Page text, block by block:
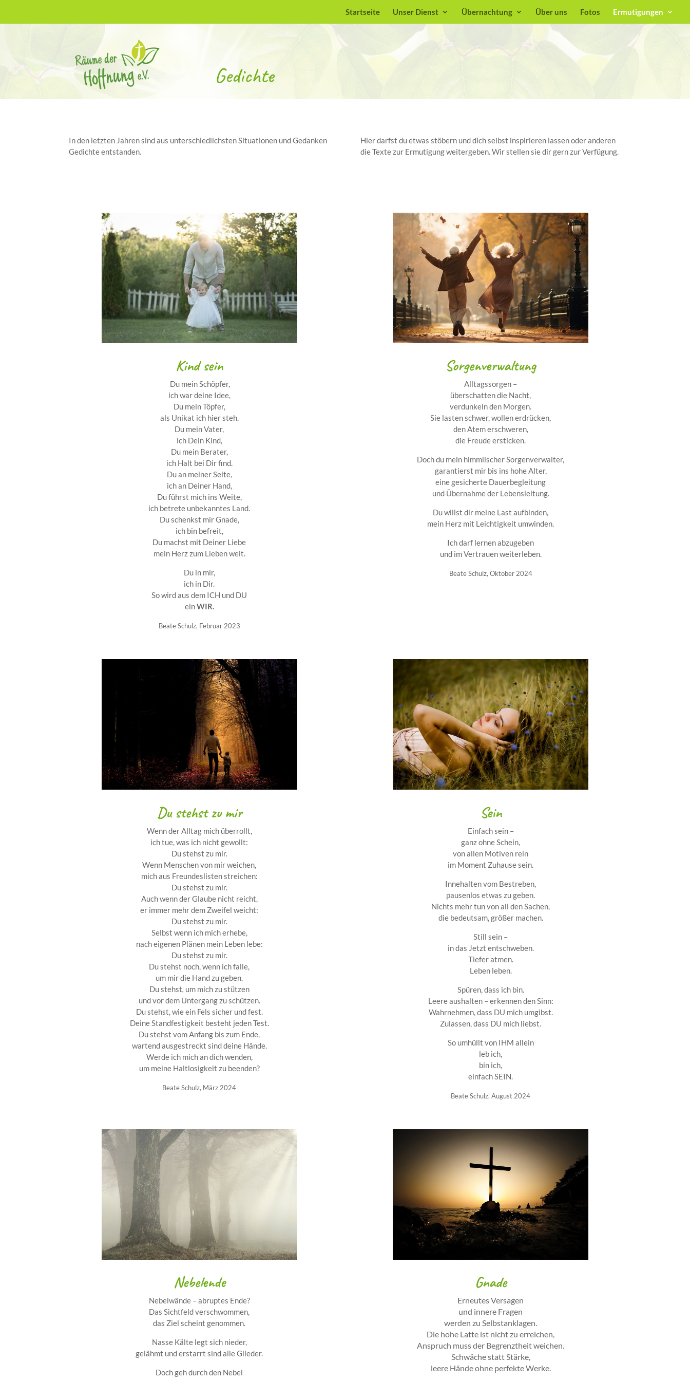
Startseite Unser Dienst Übernachtung Über uns Fotos Ermutigungen
Gedichte
In den letzten Jahren sind aus unterschiedlichsten Situationen und Gedanken
Gedichte entstanden.
Hier darfst du etwas stöbern und dich selbst inspirieren lassen oder anderen
die Texte zur Ermutigung weitergeben. Wir stellen sie dir gern zur Verfügung.
Kind sein
Du mein Schöpfer,
ich war deine Idee,
Du mein Töpfer,
als Unikat ich hier steh.
Du mein Vater,
ich Dein Kind,
Du mein Berater,
ich Halt bei Dir find.
Du an meiner Seite,
ich an Deiner Hand,
Du führst mich ins Weite,
ich betrete unbekanntes Land.
Du schenkst mir Gnade,
ich bin befreit,
Du machst mit Deiner Liebe
mein Herz zum Lieben weit.
Du in mir,
ich in Dir.
So wird aus dem ICH und DU
einWIR.
Beate Schulz, Februar 2023
Sorgenverwaltung
Alltagssorgen –
überschatten die Nacht,
verdunkeln den Morgen.
Sie lasten schwer, wollen erdrücken,
den Atem erschweren,
die Freude ersticken.
Doch du mein himmlischer Sorgenverwalter,
garantierst mir bis ins hohe Alter,
eine gesicherte Dauerbegleitung
und Übernahme der Lebensleitung.
Du willst dir meine Last aufbinden,
mein Herz mit Leichtigkeit umwinden.
Ich darf lernen abzugeben
und im Vertrauen weiterleben.
Beate Schulz, Oktober 2024
Du stehst zu mir
Wenn der Alltag mich überrollt,
ich tue, was ich nicht gewollt:
Du stehst zu mir.
Wenn Menschen von mir weichen,
mich aus Freundeslisten streichen:
Du stehst zu mir.
Auch wenn der Glaube nicht reicht,
er immer mehr dem Zweifel weicht:
Du stehst zu mir.
Selbst wenn ich mich erhebe,
nach eigenen Plänen mein Leben lebe:
Du stehst zu mir.
Du stehst noch, wenn ich falle,
um mir die Hand zu geben.
Du stehst, um mich zu stützen
und vor dem Untergang zu schützen.
Du stehst, wie ein Fels sicher und fest.
Deine Standfestigkeit besteht jeden Test.
Du stehst vom Anfang bis zum Ende,
wartend ausgestreckt sind deine Hände.
Werde ich mich an dich wenden,
um meine Haltlosigkeit zu beenden?
Beate Schulz, März 2024
Sein
Einfach sein –
ganz ohne Schein,
von allen Motiven rein
im Moment Zuhause sein.
Innehalten vom Bestreben,
pausenlos etwas zu geben.
Nichts mehr tun von all den Sachen,
die bedeutsam, größer machen.
Still sein –
in das Jetzt entschweben.
Tiefer atmen.
Leben leben.
Spüren, dass ich bin.
Leere aushalten – erkennen den Sinn:
Wahrnehmen, dass DU mich umgibst.
Zulassen, dass DU mich liebst.
So umhüllt von IHM allein
leb ich,
bin ich,
einfach SEIN.
Beate Schulz, August 2024
Nebelende
Nebelwände – abruptes Ende?
Das Sichtfeld verschwommen,
das Ziel scheint genommen.
Nasse Kälte legt sich nieder,
gelähmt und erstarrt sind alle Glieder.
Doch geh durch den Nebel
Gnade
Erneutes Versagen
und innere Fragen
werden zu Selbstanklagen.
Die hohe Latte ist nicht zu erreichen,
Anspruch muss der Begrenztheit weichen.
Schwäche statt Stärke,
leere Hände ohne perfekte Werke.